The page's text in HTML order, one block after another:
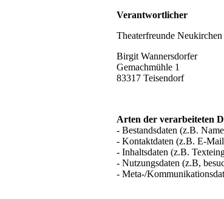
Verantwortlicher
Theaterfreunde Neukirchen
Birgit Wannersdorfer
Gemachmühle 1
83317 Teisendorf
Arten der verarbeiteten
- Bestandsdaten (z.B.
- Kontaktdaten (z.B. E-
- Inhaltsdaten (z.B.
- Nutzungsdaten (z.B,
- Meta-/